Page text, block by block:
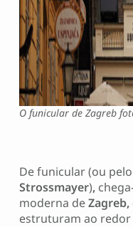
O funicular de Zagreb
De funicular (ou
Strossmayer),
moderna deZagreb,
estruturam ao redor